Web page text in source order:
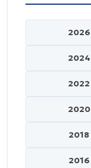
2026
2024
2022
2020
2018
2016